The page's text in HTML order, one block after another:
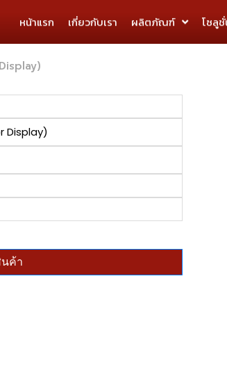
หน้าแรก เกี่ยวกับเรา ผลิตภัณฑ์ โซลู
Display)
ค้า